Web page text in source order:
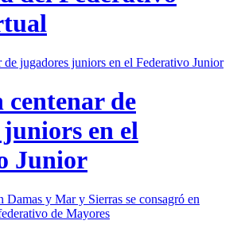
centenar de
en el
Junior